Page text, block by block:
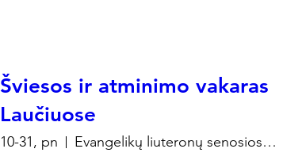
Šviesos ir atminimo vakaras
Laučiuose
10-31, pn Evangelikų liuteronų senosios kapinės